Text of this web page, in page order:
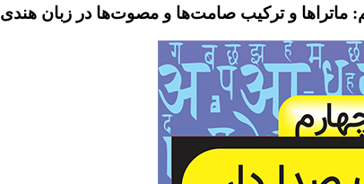
و ترکیب صامت‌ها و مصوت‌ها در زبان هندی